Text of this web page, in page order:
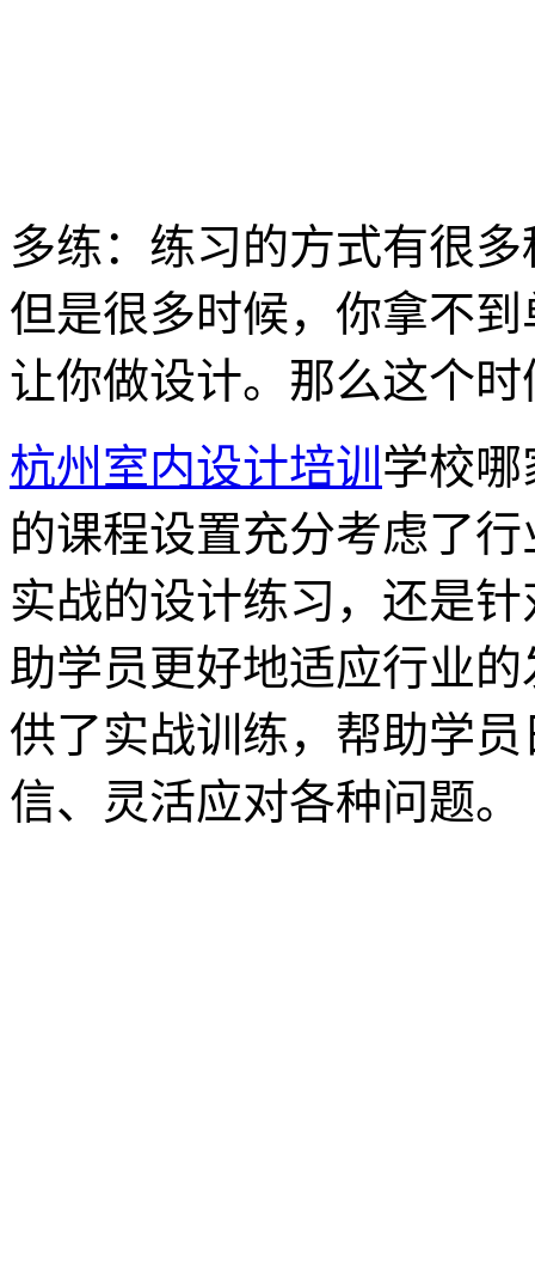
多练：练习的方式有很
但是很多时候，你拿不
让你做设计。那么这个
杭州室内设计培训 学校
的课程设置充分考虑了
实战的设计练习，还是
助学员更好地适应行业
供了实战训练，帮助学
信、灵活应对各种问题。